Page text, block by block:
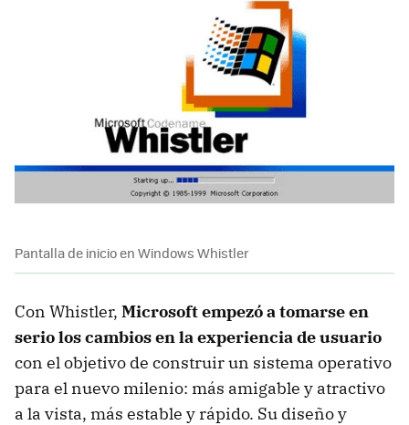
Pantalla de inicio en Windows Whistler
Con Whistler, Microsoft empezó a tomarse en
serio los cambios en la experiencia de usuario
con el objetivo de construir un sistema operativo
para el nuevo milenio: más amigable y atractivo
a la vista, más estable y rápido. Su diseño y